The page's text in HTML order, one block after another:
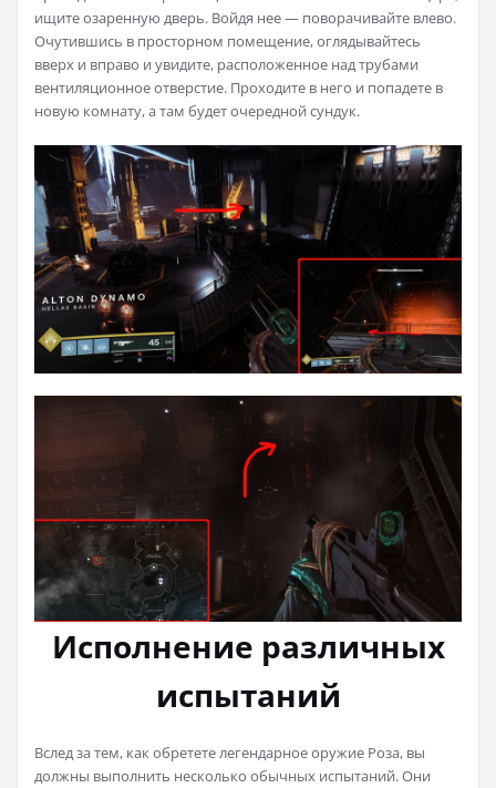
ищите озаренную дверь. Войдя нее — поворачивайте влево.
Очутившись в просторном помещение, оглядывайтесь
вверх и вправо и увидите, расположенное над трубами
вентиляционное отверстие. Проходите в него и попадете в
новую комнату, а там будет очередной сундук.
Исполнение различных
испытаний
Вслед за тем, как обретете легендарное оружие Роза, вы
должны выполнить несколько обычных испытаний. Они